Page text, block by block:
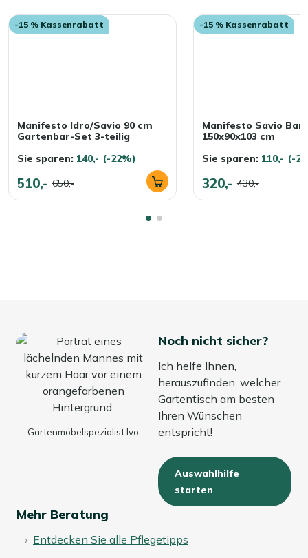
-15 % Kassenrabatt
Manifesto Idro/Savio 90 cm
Gartenbar-Set 3-teilig
Sie sparen: 140,- (-22%)
510,- 650,-
-15 % Kassenrabatt
Manifesto Savio
150x90x103 cm
Sie sparen: 110,- (-
320,- 430,-
Gartenmöbelspezialist Ivo
Noch nicht sicher?
Ich helfe Ihnen,
herauszufinden, welcher
Gartentisch am besten
Ihren Wünschen
entspricht!
Auswahlhilfe
starten
Mehr Beratung
Entdecken Sie alle Pflegetipps